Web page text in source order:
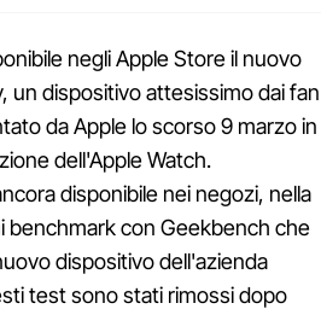
negli Apple Store il nuovo
un dispositivo attesissimo dai fan
da Apple lo scorso 9 marzo in
dell'Apple Watch.
disponibile nei negozi, nella
benchmark con Geekbench che
dispositivo dell'azienda
test sono stati rimossi dopo